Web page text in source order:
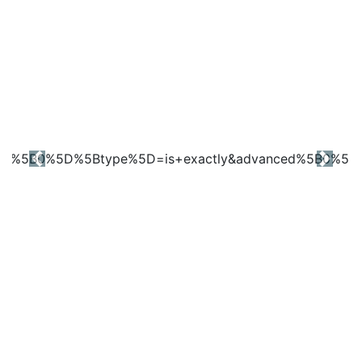
Previous Next